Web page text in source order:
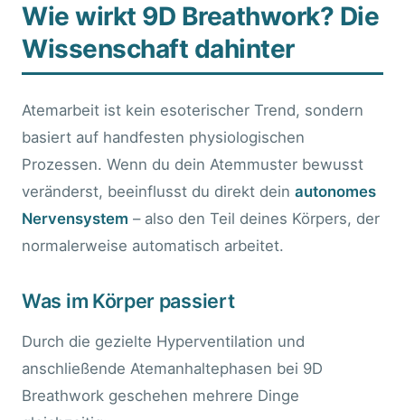
Wie wirkt 9D Breathwork? Die
Wissenschaft dahinter
Atemarbeit ist kein esoterischer Trend, sondern
basiert auf handfesten physiologischen
Prozessen. Wenn du dein Atemmuster bewusst
veränderst, beeinflusst du direkt dein autonomes
Nervensystem – also den Teil deines Körpers, der
normalerweise automatisch arbeitet.
Was im Körper passiert
Durch die gezielte Hyperventilation und
anschließende Atemanhaltephasen bei 9D
Breathwork geschehen mehrere Dinge